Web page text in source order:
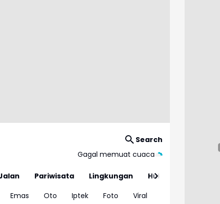
Search
Gagal memuat cuaca
Pariwisata Lingkungan
Hukum
Emas Oto Iptek Foto
Viral